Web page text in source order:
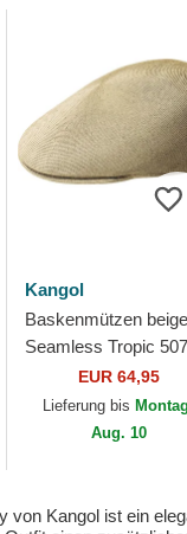
Kangol
Baskenmützen beige
Seamless Tropic 507
von KangolEUR 64,95
Lieferung bis
Aug. 10
Kangol ist ein